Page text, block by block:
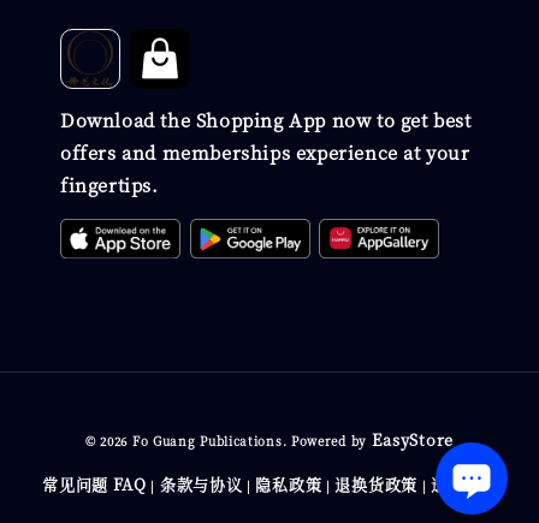
Download the Shopping App now to get best
offers and memberships experience at your
fingertips.
© 2026 Fo Guang Publications. Powered by EasyStore
常见问题 FAQ | 条款与协议 | 隐私政策 |退换货政策 |送货政策